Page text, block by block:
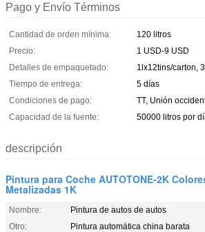
Pago y Envío Términos
Cantidad de orden mínima:
120 litros
Precio:
1 USD-9 USD
Detalles de empaquetado:
1lx12tins/carton,
Tiempo de entrega:
5 días
Condiciones de pago:
TT, Unión
Capacidad de la fuente:
50000 litros por
descripción
Pintura para Coche AUTOTONE-2K
Metalizadas 1K
Nombre:
Pintura de autos de autos
Otro:
Pintura automática china barata